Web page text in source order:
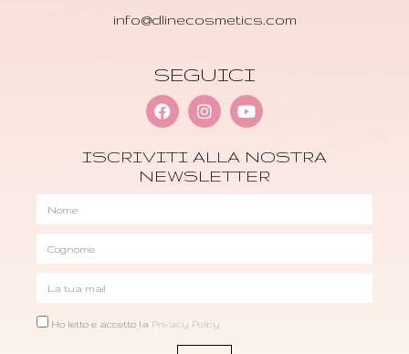
info@dlinecosmetics.com
SEGUICI
ISCRIVITI ALLA NOSTRA
NEWSLETTER
Ho letto e accetto la Privacy Policy